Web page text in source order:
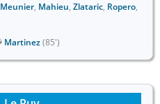
Meunier, Mahieu, Zlataric, Ropero,
Martinez(85')